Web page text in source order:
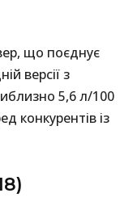
що поєднує
версії з
5,6 л/100
конкурентів із